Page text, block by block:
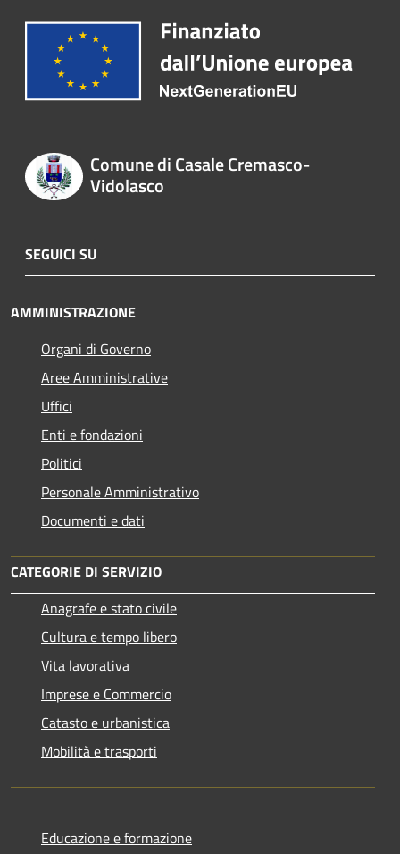
Comune di Casale Cremasco-
Vidolasco
SEGUICI SU
AMMINISTRAZIONE
Organi di Governo
Aree Amministrative
Uffici
Enti e fondazioni
Politici
Personale Amministrativo
Documenti e dati
CATEGORIE DI SERVIZIO
Anagrafe e stato civile
Cultura e tempo libero
Vita lavorativa
Imprese e Commercio
Catasto e urbanistica
Mobilità e trasporti
Educazione e formazione